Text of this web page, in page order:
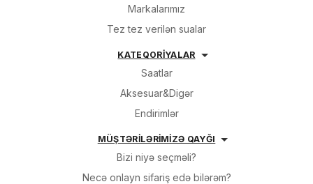
Markalarımız
Tez tez verilən sualar
KATEQORİYALAR
Saatlar
Aksesuar&Digər
Endirimlər
MÜŞTƏRİLƏRİMİZƏ QAYĞI
Bizi niyə seçməli?
Necə onlayn sifariş edə bilərəm?